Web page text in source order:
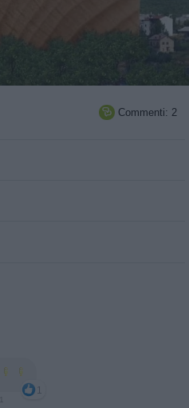
 Commenti: 2
1